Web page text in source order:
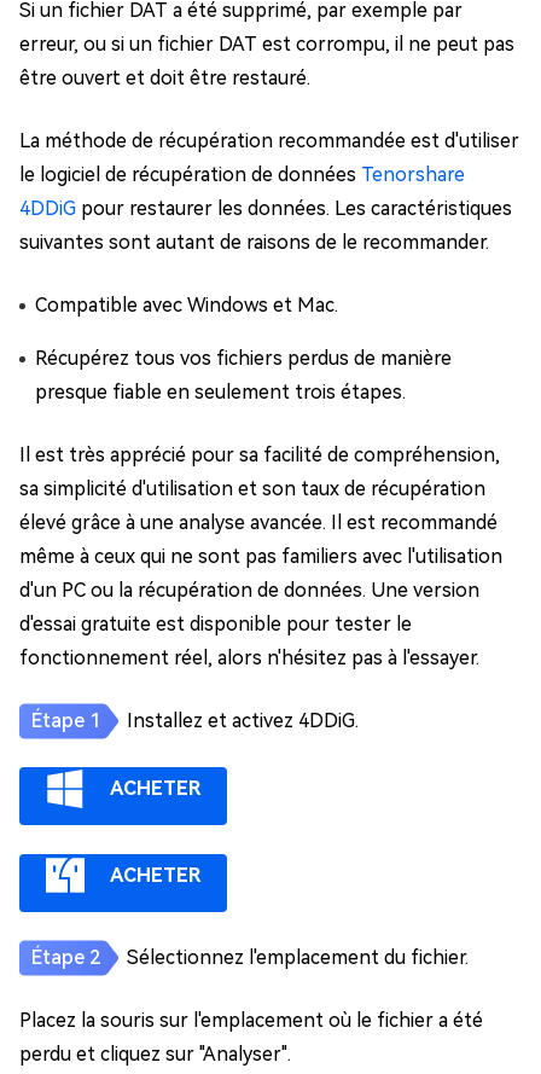
Si un fichier DAT a été supprimé, par exemple par
erreur, ou si un fichier DAT est corrompu, il ne peut pas
être ouvert et doit être restauré.
La méthode de récupération recommandée est d'utiliser
le logiciel de récupération de données Tenorshare
4DDiG pour restaurer les données. Les caractéristiques
suivantes sont autant de raisons de le recommander.
Compatible avec Windows et Mac.
Récupérez tous vos fichiers perdus de manière
presque fiable en seulement trois étapes.
Il est très apprécié pour sa facilité de compréhension,
sa simplicité d'utilisation et son taux de récupération
élevé grâce à une analyse avancée. Il est recommandé
même à ceux qui ne sont pas familiers avec l'utilisation
d'un PC ou la récupération de données. Une version
d'essai gratuite est disponible pour tester le
fonctionnement réel, alors n'hésitez pas à l'essayer.
Installez et activez 4DDiG.
ACHETER
ACHETER
Sélectionnez l'emplacement du fichier.
Placez la souris sur l'emplacement où le fichier a été
perdu et cliquez sur "Analyser".